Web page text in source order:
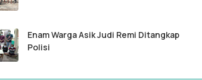
Enam Warga Asik Judi Remi Ditangkap
Polisi